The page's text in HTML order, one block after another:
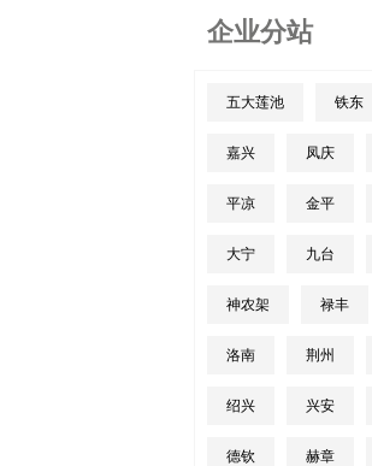
企业分站
五大莲池 铁东
嘉兴 凤庆
平凉 金平
大宁 九台
神农架 禄丰
洛南 荆州
绍兴 兴安
德钦 赫章